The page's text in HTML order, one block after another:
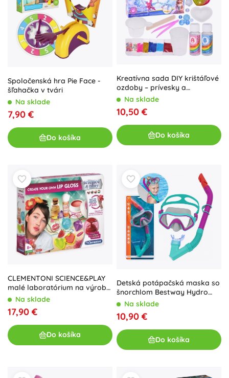
Spoločenská hra Pie Face -
šľahačka v tvári
Na sklade
7,90 €
Do košíka
Kreatívna sada DIY krištáľové
ozdoby – prívesky a
náhrdelníky
Na sklade
10,50 €
Do košíka
CLEMENTONI SCIENCE&PLAY
malé laboratórium na výrobu
balzamov na pery
Na sklade
17,90 €
Do košíka
Detská potápačská maska so
šnorchlom Bestway Hydro
Swim – Tyrkysová
Na sklade
10,90 €
Do košíka